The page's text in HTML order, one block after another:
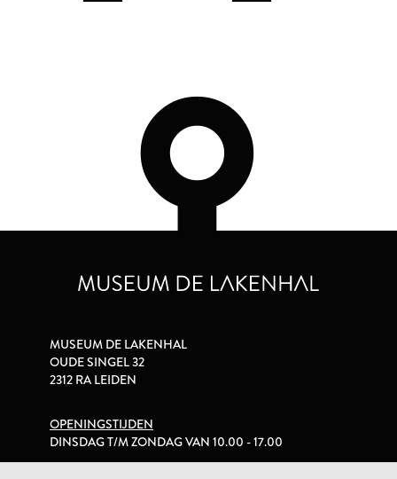
MUSEUM DE LAKENHAL
OUDE SINGEL 32
2312 RA LEIDEN
OPENINGSTIJDEN
DINSDAG T/M ZONDAG VAN 10.00 - 17.00